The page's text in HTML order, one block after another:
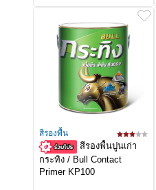
สีรองพื้น
สีรองพื้นปูนเก่า
กระทิง / Bull Contact
Primer KP100